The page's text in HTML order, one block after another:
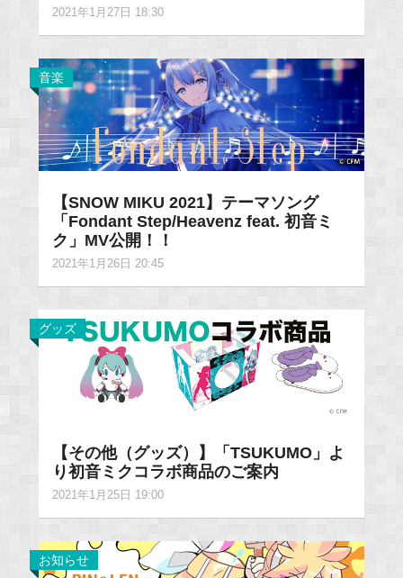
2021年1月27日 18:30
音楽
【SNOW MIKU 2021】テーマソング
「Fondant Step/Heavenz feat. 初音ミ
ク」MV公開！！
2021年1月26日 20:45
グッズ
【その他（グッズ）】「TSUKUMO」よ
り初音ミクコラボ商品のご案内
2021年1月25日 19:00
お知らせ